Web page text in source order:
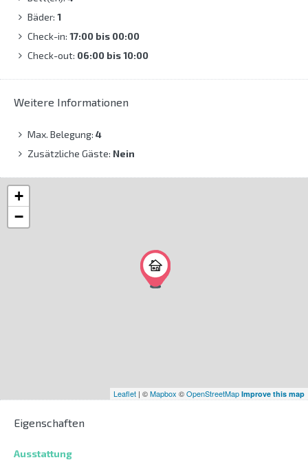
Bäder: 1
Check-in: 17:00 bis 00:00
Check-out: 06:00 bis 10:00
Weitere Informationen
Max. Belegung: 4
Zusätzliche Gäste: Nein
+
−
Leaflet | ©Mapbox ©OpenStreetMap Improve this map
Eigenschaften
Ausstattung